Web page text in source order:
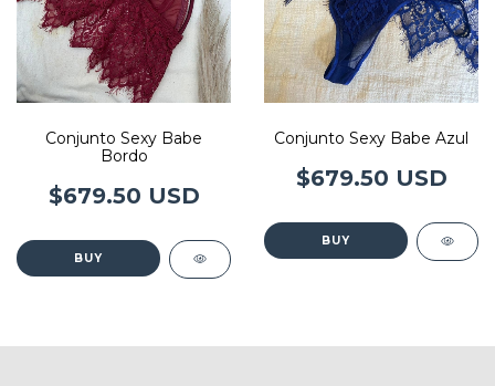
Conjunto Sexy Babe
Bordo
$679.50 USD
BUY
Conjunto Sexy Babe Azul
$679.50 USD
BUY